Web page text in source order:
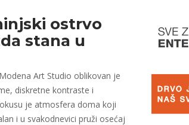
ostrvo
stana u
Art Studio oblikovan je
diskretne kontraste i
je atmosfera doma koji
i u svakodnevici pruži osećaj